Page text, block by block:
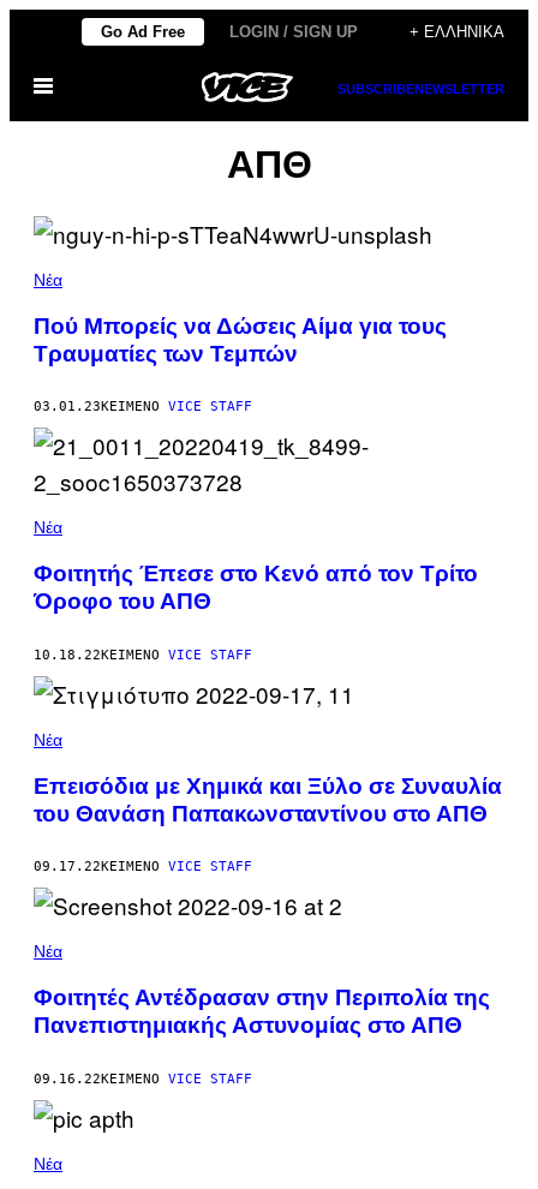
Μετάβαση
περιεχόμενο
Go Ad Free LOGIN / SIGN UP + ΕΛΛΗΝΙΚΆ
Ανοίξτε
μενού
SUBSCRIBENEWSLETTER
ΑΠΘ
Νέα
Πού Μπορείς να Δώσεις Αίμα για τους
Τραυματίες των Τεμπών
03.01.23ΚΕΊΜΕΝΟ VICE STAFF
Νέα
Φοιτητής Έπεσε στο Κενό από τον Τρίτο
Όροφο του ΑΠΘ
10.18.22ΚΕΊΜΕΝΟ VICE STAFF
Νέα
Επεισόδια με Χημικά και Ξύλο σε Συναυλία
του Θανάση Παπακωνσταντίνου στο ΑΠΘ
09.17.22ΚΕΊΜΕΝΟ VICE STAFF
Νέα
Φοιτητές Αντέδρασαν στην Περιπολία της
Πανεπιστημιακής Αστυνομίας στο ΑΠΘ
09.16.22ΚΕΊΜΕΝΟ VICE STAFF
Νέα